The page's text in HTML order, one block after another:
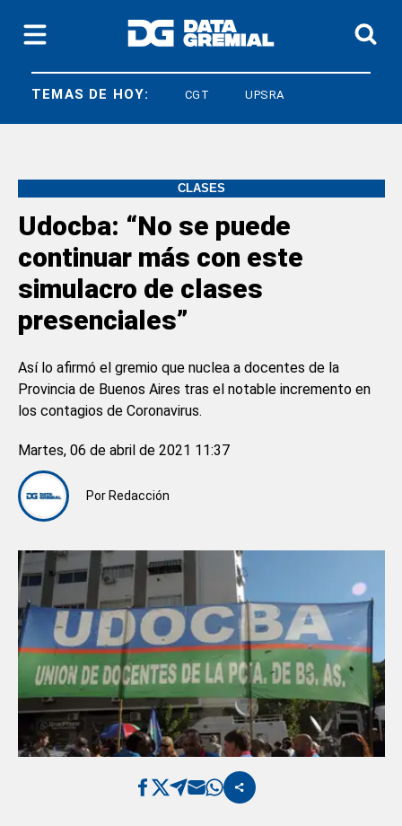
TEMAS DE HOY:
LEY BASES UPSRA
CLASES
Udocba: “No se puede
continuar más con este
simulacro de clases
presenciales”
Así lo afirmó el gremio que nuclea a docentes de la
Provincia de Buenos Aires tras el notable incremento en
los contagios de Coronavirus.
Por Redacción
Martes, 06 de abril de 2021 11:37